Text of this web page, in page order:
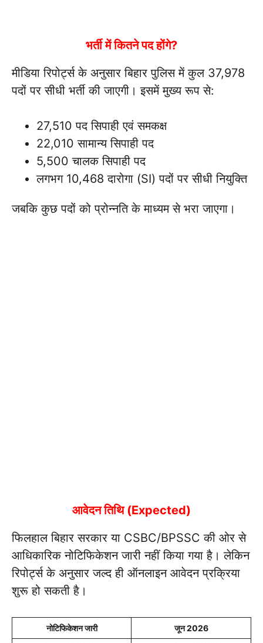
भर्ती में कितने पद होंगे?
मीडिया रिपोर्ट्स के अनुसार बिहार पुलिस में कुल 37,978
पदों पर सीधी भर्ती की जाएगी। इसमें मुख्य रूप से:
27,510 पद सिपाही एवं समकक्ष
22,010 सामान्य सिपाही पद
5,500 चालक सिपाही पद
लगभग 10,468 दारोगा (SI) पदों पर सीधी नियुक्ति
जबकि कुछ पदों को प्रोन्नति के माध्यम से भरा जाएगा।
आवेदन तिथि (Expected)
फिलहाल बिहार सरकार या CSBC/BPSSC की ओर से
आधिकारिक नोटिफिकेशन जारी नहीं किया गया है। लेकिन
रिपोर्ट्स के अनुसार जल्द ही ऑनलाइन आवेदन प्रक्रिया
शुरू हो सकती है।
नोटिफिकेशन जारी जून 2026